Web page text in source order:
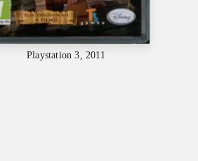
Playstation 3, 2011